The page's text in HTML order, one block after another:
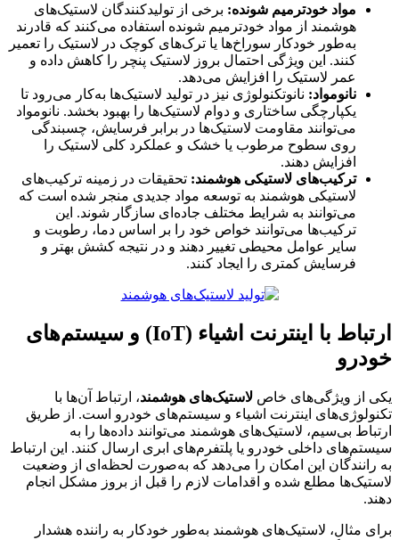
مواد خودترمیم شونده: برخی از تولیدکنندگان لاستیک‌های
هوشمند از مواد خودترمیم شونده استفاده می‌کنند که قادرند
به‌طور خودکار سوراخ‌ها یا ترک‌های کوچک در لاستیک را تعمیر
کنند. این ویژگی احتمال بروز لاستیک پنچر را کاهش داده و
عمر لاستیک را افزایش می‌دهد.
نانومواد: نانوتکنولوژی نیز در تولید لاستیک‌ها به‌کار می‌رود تا
یکپارچگی ساختاری و دوام لاستیک‌ها را بهبود بخشد. نانومواد
می‌توانند مقاومت لاستیک‌ها در برابر فرسایش، چسبندگی
روی سطوح مرطوب یا خشک و عملکرد کلی لاستیک را
افزایش دهند.
ترکیب‌های لاستیکی هوشمند: تحقیقات در زمینه ترکیب‌های
لاستیکی هوشمند به توسعه مواد جدیدی منجر شده است که
می‌توانند به شرایط مختلف جاده‌ای سازگار شوند. این
ترکیب‌ها می‌توانند خواص خود را بر اساس دما، رطوبت و
سایر عوامل محیطی تغییر دهند و در نتیجه کشش بهتر و
فرسایش کمتری را ایجاد کنند.
ارتباط با اینترنت اشیاء (IoT) و سیستم‌های
خودرو
یکی از ویژگی‌های خاص لاستیک‌های هوشمند، ارتباط آن‌ها با
تکنولوژی‌های اینترنت اشیاء و سیستم‌های خودرو است. از طریق
ارتباط بی‌سیم، لاستیک‌های هوشمند می‌توانند داده‌ها را به
سیستم‌های داخلی خودرو یا پلتفرم‌های ابری ارسال کنند. این ارتباط
به رانندگان این امکان را می‌دهد که به‌صورت لحظه‌ای از وضعیت
لاستیک‌ها مطلع شده و اقدامات لازم را قبل از بروز مشکل انجام
دهند.
برای مثال، لاستیک‌های هوشمند به‌طور خودکار به راننده هشدار